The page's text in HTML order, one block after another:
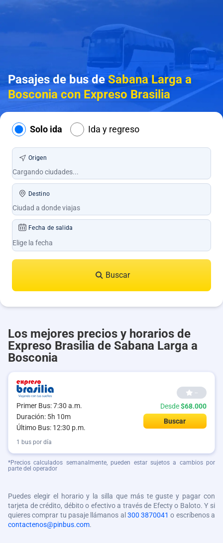
Pasajes de bus deSabana Larga a
Bosconia con Expreso Brasilia
Solo ida Ida y regreso
Origen
Destino
Fecha de salida
Buscar
Los mejores precios y horarios de
Expreso Brasilia de Sabana Larga a
Bosconia
Primer Bus: 7:30 a.m.
Duración: 5h 10m
Último Bus: 12:30 p.m.
--
Desde$68.000
Buscar
1 bus por día
*Precios calculados semanalmente, pueden estar sujetos a cambios por
parte del operador
Puedes elegir el horario y la silla que más te guste y pagar con
tarjeta de crédito, débito o efectivo a través de Efecty o Baloto. Y si
quieres comprar tu pasaje llámanos al 300 3870041 o escríbenos a
contactenos@pinbus.com.